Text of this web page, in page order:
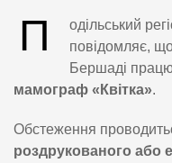
П
одільський
повідомляє,
Бершаді
мамограф «Квітка».
Обстеження
роздрукованого або